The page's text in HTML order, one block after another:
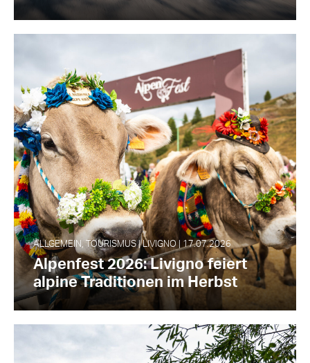
ALLGEMEIN, TOURISMUS | LIVIGNO | 17.07.2026
Alpenfest 2026: Livigno feiert
alpine Traditionen im Herbst